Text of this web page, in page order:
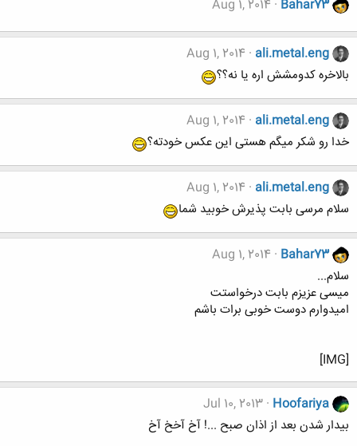
Bahar73
Aug 1, 2014
ali.metal.eng
Aug 1, 2014
بالاخره کدومشش اره یا نه؟؟
ali.metal.eng
Aug 1, 2014
خدا رو شکر میگم هستی این عکس خودته؟
ali.metal.eng
Aug 1, 2014
سلام مرسی بابت پذیرش خوبید شما
Bahar73
Aug 1, 2014
سلام...
میسی عزیزم بابت درخواستت
امیدوارم دوست خوبی برات باشم
[IMG]
Hoofariya
Jul 10, 2013
بیدار شدن بعد از اذان صبح ...! آخ آخخ آخ